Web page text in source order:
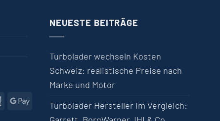
American Express
Google Pay
NEUESTE BEITRÄGE
Turbolader wechseln Kosten
Schweiz: realistische Preise nach
Marke und Motor
Turbolader Hersteller im Vergleich: